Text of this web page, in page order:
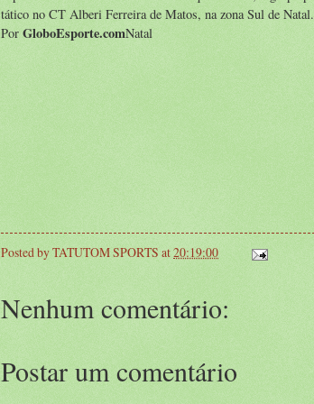
tático no CT Alberi Ferreira de Matos, na zona Sul de Natal.
Por GloboEsporte.comNatal
Posted byTATUTOM SPORTS at20:19:00
Nenhum comentário:
Postar um comentário